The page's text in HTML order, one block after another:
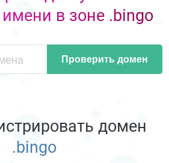
в зоне .bingo
Проверить домен
домен
.bingo